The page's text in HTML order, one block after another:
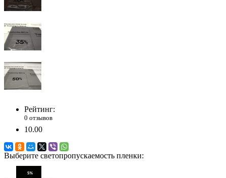
Рейтинг:
0 отзывов
10.00
Выберите светопропускаемость пленки: